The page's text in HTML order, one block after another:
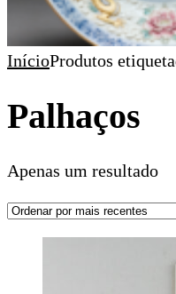
InícioProdutos
Palhaços
Apenas um resultado